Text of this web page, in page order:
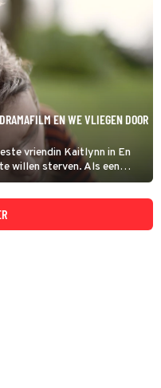
EN WE VLIEGEN DOOR
vriendin Kaitlynn in En
willen sterven. Als een
probeert Jade op een andere
te regelen.